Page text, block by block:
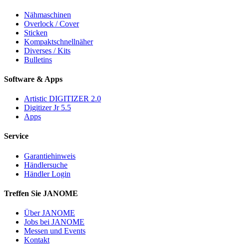
Nähmaschinen
Overlock / Cover
Sticken
Kompaktschnellnäher
Diverses / Kits
Bulletins
Software & Apps
Artistic DIGITIZER 2.0
Digitizer Jr 5.5
Apps
Service
Garantiehinweis
Händlersuche
Händler Login
Treffen Sie JANOME
Über JANOME
Jobs bei JANOME
Messen und Events
Kontakt